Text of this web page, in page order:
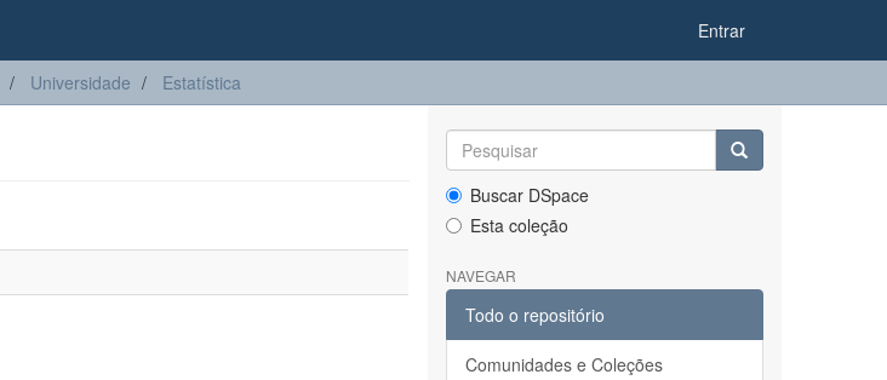
Entrar
Universidade Estatística
Buscar DSpace
Esta coleção
NAVEGAR
Todo o repositório
Comunidades e Coleções